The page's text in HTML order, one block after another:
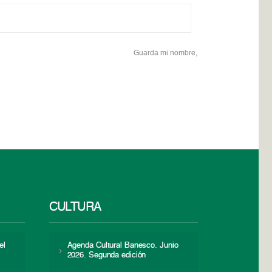
Guarda mi nombre,
CULTURA
Agenda Cultural Banesco. Junio
2026. Segunda edición